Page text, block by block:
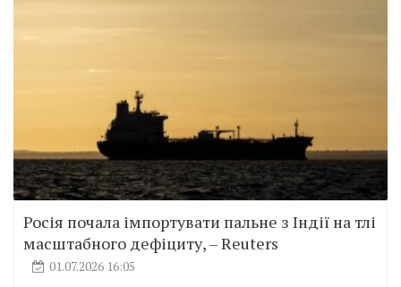
Росія почала імпортувати пальне з Індії на тлі
масштабного дефіциту, – Reuters
01.07.2026 16:05